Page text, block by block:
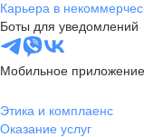
Карьера в
Боты для уведомлений
Мобильное приложение
Этика и комплаенс
Оказание услуг